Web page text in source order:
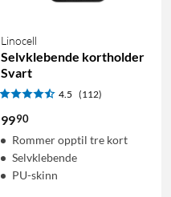
Linocell
Selvklebende kortholder
Svart
4.5 (112)
9990
Rommer opptil tre kort
Selvklebende
PU-skinn